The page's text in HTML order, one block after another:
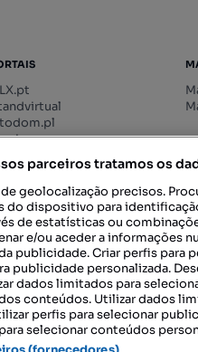
NA:
POLÍTICA DE PRIVACIDADE
parceiros tratamos os
geolocalização precisos.
do dispositivo para
de estatísticas ou
e/ou aceder a informações
publicidade. Criar perfis para
publicidade personalizada.
dados limitados para
conteúdos. Utilizar dados
perfis para selecionar
selecionar conteúdos